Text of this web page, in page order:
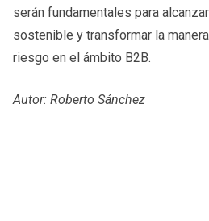
serán fundamentales para
sostenible y transformar la
riesgo en el ámbito B2B.
Autor: Roberto Sánchez